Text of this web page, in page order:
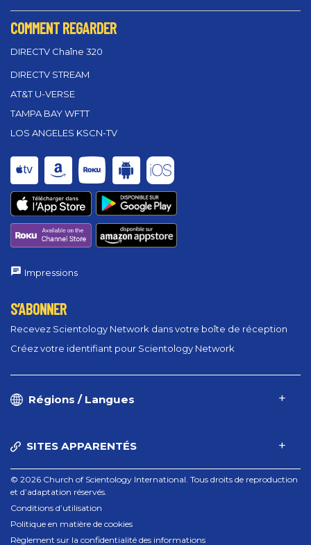
COMMENT REGARDER
DIRECTV Chaîne 320
DIRECTV STREAM
AT&T U-VERSE
TAMPA BAY WFTT
LOS ANGELES KSCN-TV
Impressions
S’ABONNER
Recevez Scientology Network dans votre boîte de réception
Créez votre identifiant pour Scientology Network
Régions / Langues
SITES APPARENTÉS
© 2026 Church of Scientology International. Tous droits de reproduction
et d’adaptation réservés.
Conditions d’utilisation
Politique en matière de cookies
Règlement sur la confidentialité des informations